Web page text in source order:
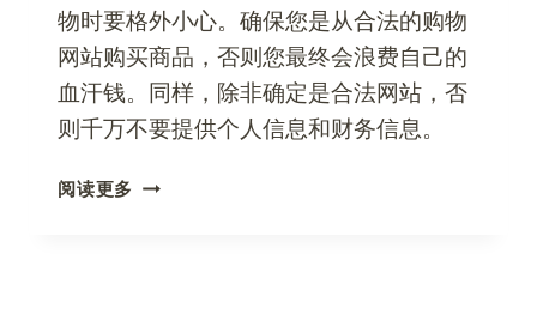
物时要格外小心。确保您是从合法的购物
网站购买商品，否则您最终会浪费自己的
血汗钱。同样，除非确定是合法网站，否
则千万不要提供个人信息和财务信息。
阅读更多 美